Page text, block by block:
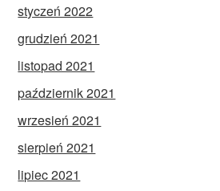
styczeń 2022
grudzień 2021
listopad 2021
październik 2021
wrzesień 2021
sierpień 2021
lipiec 2021